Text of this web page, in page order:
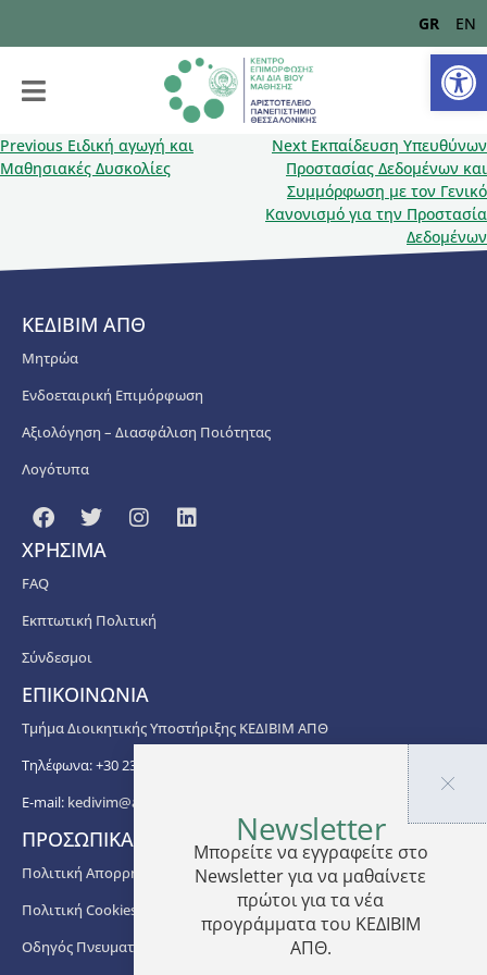
GR EN
Previous Ειδική αγωγή και
Μαθησιακές Δυσκολίες
Next Εκπαίδευση Υπευθύνων
Προστασίας Δεδομένων και
Συμμόρφωση με τον Γενικό
Κανονισμό για την Προστασία
Δεδομένων
ΚΕΔΙΒΙΜ ΑΠΘ
Μητρώα
Ενδοεταιρική Επιμόρφωση
Αξιολόγηση – Διασφάλιση Ποιότητας
Λογότυπα
ΧΡΗΣΙΜΑ
FAQ
Εκπτωτική Πολιτική
Σύνδεσμοι
ΕΠΙΚΟΙΝΩΝΙΑ
Τμήμα Διοικητικής Υποστήριξης ΚΕΔΙΒΙΜ ΑΠΘ
Τηλέφωνα: +30 2310 99 67 -76, -88, -82, -83, -81
E-mail: kedivim@auth.gr
ΠΡΟΣΩΠΙΚΑ ΔΕΔΟΜΕΝΑ
Πολιτική Απορρήτου
Πολιτική Cookies
Οδηγός Πνευματικής Ιδιοκτησίας ΑΠΘ
Newsletter
Μπορείτε να εγγραφείτε στο
Newsletter για να μαθαίνετε
πρώτοι για τα νέα
προγράμματα του ΚΕΔΙΒΙΜ
ΑΠΘ.